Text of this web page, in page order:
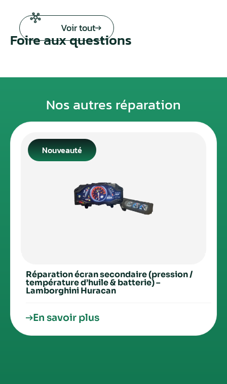
Voir tout
Foire aux questions
Nos autres réparation
Nouveauté
Réparation écran secondaire (pression /
température d’huile & batterie) –
Lamborghini Huracan
En savoir plus